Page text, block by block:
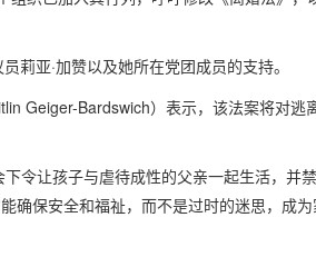
莉亚·加赞以及她所在党团成员的支持。
Geiger-Bardswich）表示，该法案将对逃
令让孩子与虐待成性的父亲一起生活，并
确保安全和福祉，而不是过时的迷思，成